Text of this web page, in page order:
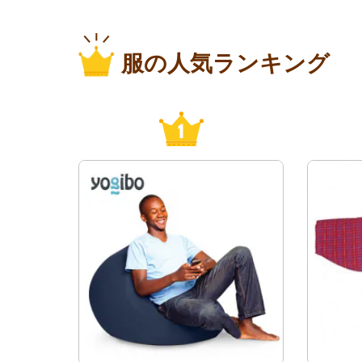
服の人気ランキング
1